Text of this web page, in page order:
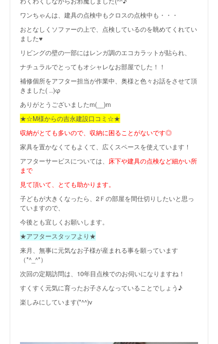
ワンちゃんは、建具の点検中もクロスの点検中も・・・
おとなしくソファーの上で、点検しているのを眺めてくれてい
ました♥
リビングの壁の一部にはレンガ調のエコカラットが貼られ、
ナチュラルでとってもオシャレなお部屋でした！！
補修個所をアフター担当が作業中、奥様と色々お話をさせて頂
きました( ..)φ
ありがとうございましたm(__)m
★☆M様からの吉永建設口コミ☆★
収納がとても多いので、収納に困ることがないです◎
家具を置かなくてもよくて、広くスペースを使えています！
アフターサービスについては、 床下や建具の点検など細かい所
まで
見て頂いて、とても助かります。
子どもが大きくなったら、2Ｆの部屋を間仕切りしたいと思っ
ていますので、
今後とも宜しくお願いします。
★アフタースタッフより★
来月、無事に元気なお子様が産まれる事を願っています
（*^_^*）
次回の定期訪問は、10年目点検でのお伺いになりますね！
すくすく元気に育ったお子さんなっていることでしょう♪
楽しみにしています(*^^)v